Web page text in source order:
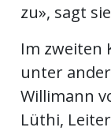
zu», sagt
Im zweiten
unter
Willimann
Lüthi,